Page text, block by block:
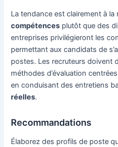
La tendance est clairement à la
compétences plutôt que des
entreprises privilégieront les
permettant aux candidats de
postes. Les recruteurs doivent
méthodes d’évaluation
en conduisant des entretiens
réelles.
Recommandations
Élaborez des profils de poste